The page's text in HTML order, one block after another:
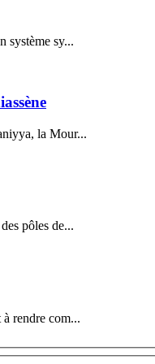
système sy...
la Mour...
pôles de...
rendre com...